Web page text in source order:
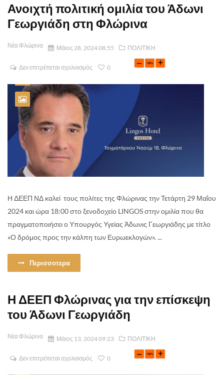
Ανοιχτή πολιτική ομιλία του Άδωνι
Γεωργιάδη στη Φλώρινα
Νέα Φλώρινα Μάιος 28, 2024 08:55 ΠΟΛΙΤΙΚΗ
Δεν επιτρέπεται σχολιασμός 0
Η ΔΕΕΠ ΝΔ καλεί τους πολίτες της Φλώρινας την Τετάρτη 29 Μαΐου
2024 και ώρα 18:00 στο ξενοδοχείο LINGOS στην ομιλία που θα
πραγματοποιήσει ο Υπουργός Υγείας Άδωνις Γεωργιάδης με τίτλο
«Ο δρόμος προς την κάλπη των Ευρωεκλογών». ...
Περισσοτερα
Η ΔΕΕΠ Φλώρινας για την επίσκεψη
του Άδωνι Γεωργιάδη
Νέα Φλώρινα Μάιος 13, 2024 09:23 ΠΟΛΙΤΙΚΗ
Δεν επιτρέπεται σχολιασμός 0